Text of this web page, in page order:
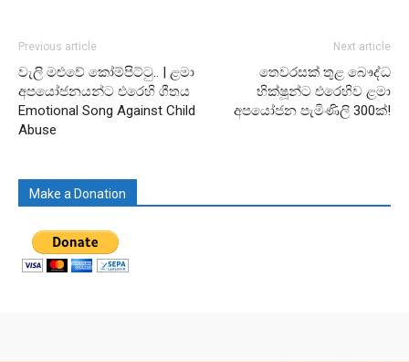
Previous article
වැලි මළුවේ කෝම්පිට්ටු.. | ළමා
අපයෝජනයන්ට එරෙහි ගීතය
Emotional Song Against Child
Abuse
Next article
තෙවරසක් තුළ බෞද්ධ
භික්ෂූන්ට එරෙහිව ළමා
අපයෝජන පැමිණිලි 300ක්!
Make a Donation